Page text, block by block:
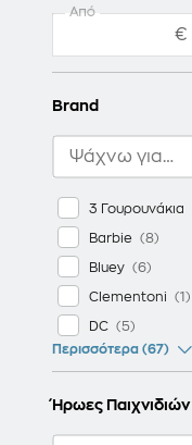
Από
€
Brand
3 Γουρουνάκια
Barbie
Bluey
Clementoni
DC
Περισσότερα (67)
Ήρωες Παιχνιδιών